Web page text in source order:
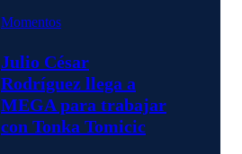
Momentos
Julio César
Rodríguez llega a
MEGA para trabajar
con Tonka Tomicic